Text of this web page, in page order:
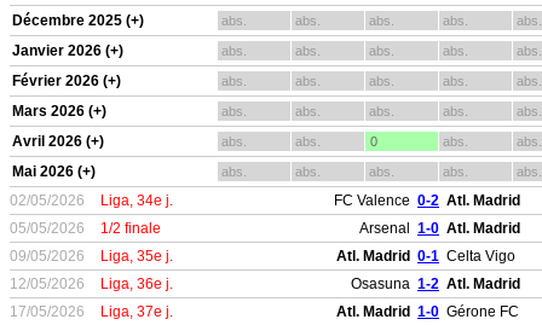
Décembre 2025 (+) abs. abs. abs. abs. abs.
Janvier 2026 (+) abs. abs. abs. abs. abs.
Février 2026 (+) abs. abs. abs. abs. abs.
Mars 2026 (+) abs. abs. abs. abs. abs.
Avril 2026 (+) abs. abs. 0 abs. abs.
Mai 2026 (+) abs. abs. abs. abs. abs.
02/05/2026 Liga, 34e j. FC Valence 0-2 Atl. Madrid
05/05/2026
1/2 finale Arsenal 1-0 Atl. Madrid
09/05/2026
Liga, 35e j. Atl. Madrid 0-1 Celta Vigo
12/05/2026
Liga, 36e j. Osasuna 1-2 Atl. Madrid
17/05/2026
Liga, 37e j. Atl. Madrid 1-0 Gérone FC